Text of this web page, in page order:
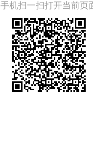
手机扫一扫打开当前页